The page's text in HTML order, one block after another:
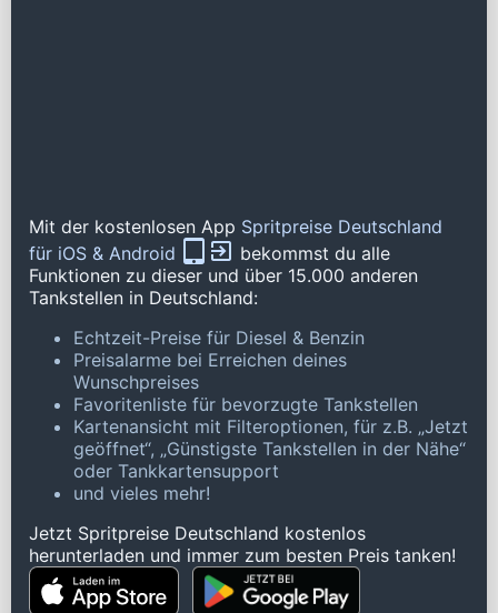
Mit der kostenlosen App Spritpreise Deutschland
für iOS & Android
bekommst du alle
Funktionen zu dieser und über 15.000 anderen
Tankstellen in Deutschland:
Echtzeit-Preise für Diesel & Benzin
Preisalarme bei Erreichen deines
Wunschpreises
Favoritenliste für bevorzugte Tankstellen
Kartenansicht mit Filteroptionen, für z.B. „Jetzt
geöffnet“, „Günstigste Tankstellen in der Nähe“
oder Tankkartensupport
und vieles mehr!
Jetzt Spritpreise Deutschland kostenlos
herunterladen und immer zum besten Preis tanken!